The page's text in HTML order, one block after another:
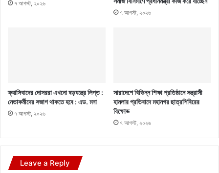
৭ আগস্ট, ২০২৬
৭ আগস্ট, ২০২৬
ফ্যাসিবাদের দোসররা এখনো ষড়যন্ত্রে লিপ্ত :
নেতাকর্মীদের সজাগ থাকতে হবে : এড. মনা
৭ আগস্ট, ২০২৬
সারাদেশে বিভিন্ন শিক্ষা প্রতিষ্ঠানে সন্ত্রাসী
হামলার প্রতিবাদে মহানগর ছাত্রশিবিরের
বিক্ষোভ
৭ আগস্ট, ২০২৬
Leave a Reply